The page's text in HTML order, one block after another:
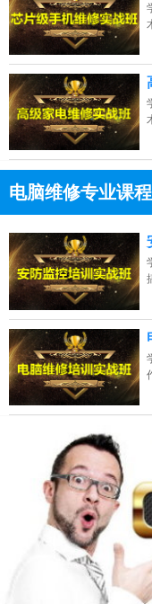
电脑维修专业课程
点击免费咨询电